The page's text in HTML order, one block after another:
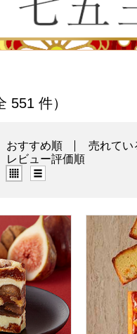
の商品一覧
551 件）
おすすめ順 売れてい
レビュー評価順
グリッド表示（タイ
と無花果のミルフィー
ホテル